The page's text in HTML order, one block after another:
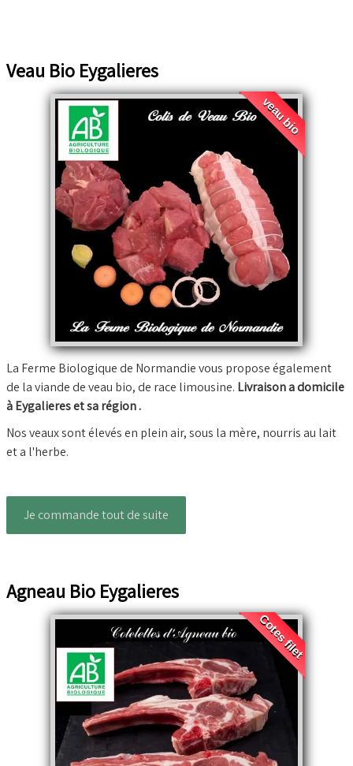
Veau Bio Eygalieres
veau bio
La Ferme Biologique de Normandie vous propose également
de la viande de veau bio, de race limousine. Livraison a domicile
à Eygalieres et sa région .
Nos veaux sont élevés en plein air, sous la mère, nourris au lait
et a l'herbe.
Je commande tout de suite
Agneau Bio Eygalieres
Cotes filet